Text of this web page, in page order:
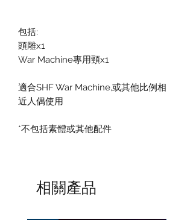
包括:
頭雕x1
War Machine專用頸x1
適合SHF War Machine,或其他比例相
近人偶使用
*不包括素體或其他配件
相關產品